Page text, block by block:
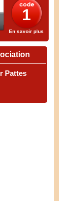
1
En savoir plus
Pattes